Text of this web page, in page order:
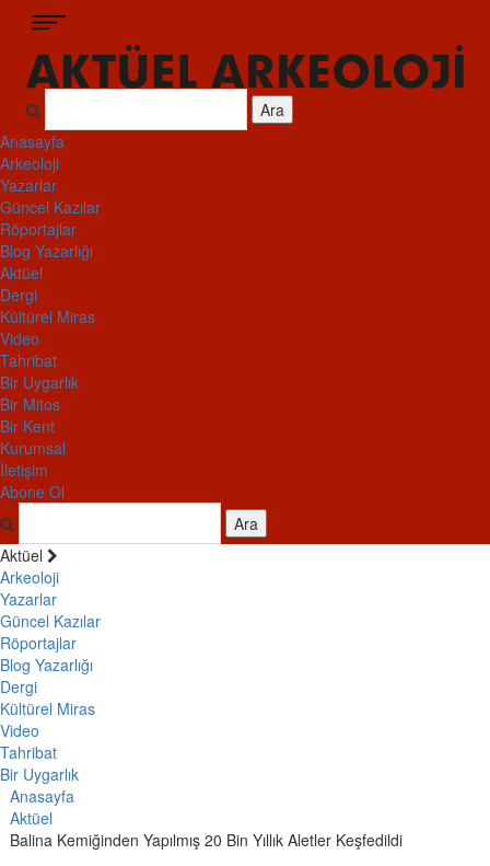
Ara
Anasayfa
Arkeoloji
Yazarlar
Güncel Kazılar
Röportajlar
Blog Yazarlığı
Aktüel
Dergi
Kültürel Miras
Video
Tahribat
Bir Uygarlık
Bir Mitos
Bir Kent
Kurumsal
İletişim
Abone Ol
Ara
Aktüel
Arkeoloji
Yazarlar
Güncel Kazılar
Röportajlar
Blog Yazarlığı
Dergi
Kültürel Miras
Video
Tahribat
Bir Uygarlık
Anasayfa
Aktüel
Balina Kemiğinden Yapılmış 20 Bin Yıllık Aletler Keşfedildi